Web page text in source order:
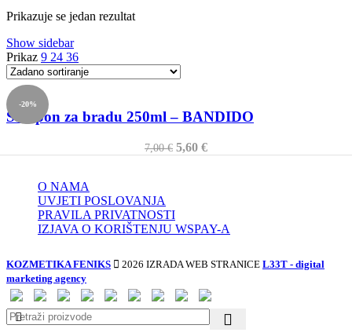
Prikazuje se jedan rezultat
Show sidebar
Prikaz 9 24 36
-20%
Šampon za bradu 250ml – BANDIDO
7,00€ Izvorna
5,60 €Trenutna
O NAMA
UVJETI POSLOVANJA
PRAVILA PRIVATNOSTI
IZJAVA O KORIŠTENJU WSPAY-A
KOZMETIKA FENIKS 2026 IZRADA WEB STRANICE L33T - digital
marketing agency